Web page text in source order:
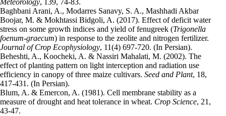
Baghbani Arani, A., Modarres Sanavy, S. A., Mashhadi Akbar
Boojar, M. & Mokhtassi Bidgoli, A. (2017). Effect of deficit water
stress on some growth indices and yield of fenugreek (Trigonella
foenum-graecum) in response to the zeolite and nitrogen fertilizer.
Journal of Crop Ecophysiology, 11(4) 697-720. (In Persian).
Beheshti, A., Koocheki, A. & Nassiri Mahalati, M. (2002). The
effect of planting pattern on light interception and radiation use
efficiency in canopy of three maize cultivars. Seed and Plant, 18,
417-431. (In Persian).
Blum, A. & Emercon, A. (1981). Cell membrane stability as a
measure of drought and heat tolerance in wheat. Crop Science, 21,
43-47.